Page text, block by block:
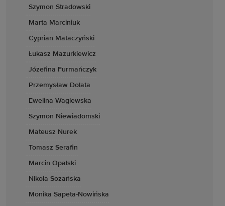
Szymon Stradowski
Marta Marciniuk
Cyprian Mataczyński
Łukasz Mazurkiewicz
Józefina Furmańczyk
Przemysław Dolata
Ewelina Waglewska
Szymon Niewiadomski
Mateusz Nurek
Tomasz Serafin
Marcin Opalski
Nikola Sozańska
Monika Sapeta-Nowińska